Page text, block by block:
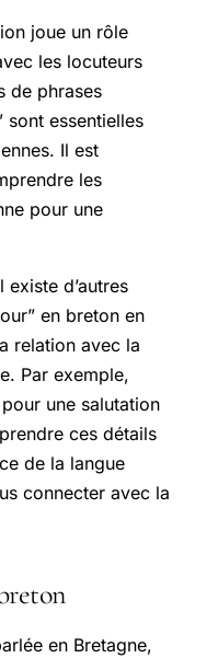
joue un rôle
les locuteurs
de phrases
sont essentielles
Il est
les
pour une
d’autres
en breton en
relation avec la
Par exemple,
une salutation
ces détails
de la langue
connecter avec la
en Bretagne,